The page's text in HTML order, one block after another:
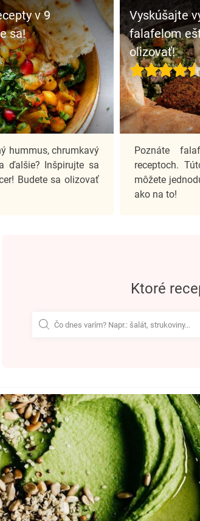
v 9
sa!
hummus, chrumkavý
ďalšie? Inšpirujte sa
Budete sa olizovať
Vyskúšajte
falafelom
olizovať!
Poznáte
receptoch.
môžete
ako na to!
ktoré